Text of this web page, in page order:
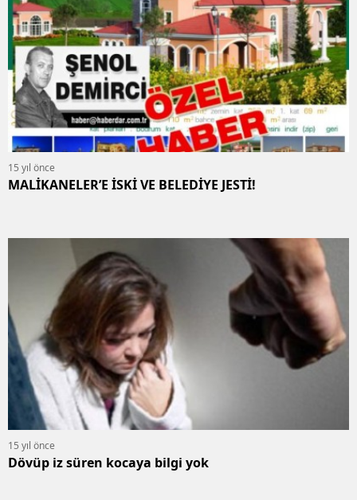
15 yıl önce
MALİKANELER’E İSKİ VE BELEDİYE JESTİ!
15 yıl önce
Dövüp iz süren kocaya bilgi yok